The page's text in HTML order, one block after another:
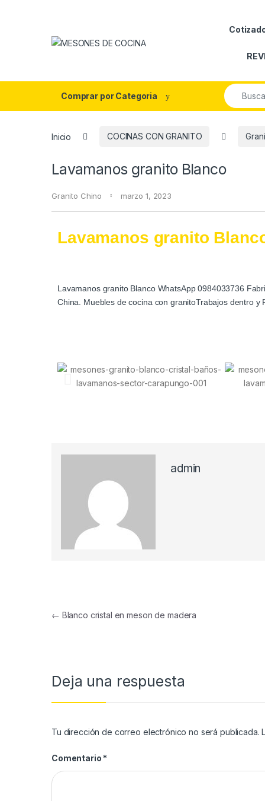
Comprar por Categoria
Inicio COCINAS CON GRANITO
Lavamanos granito Blanco
Granito Chino marzo 1, 2023
Lavamanos granito
Lavamanos granito Blanco WhatsApp 0984033736
China. Muebles de cocina con granitoTrabajos dentro y
admin
← Blanco cristal en meson de madera
Deja una respuesta
Tu dirección de correo electrónico no será publicada.
Comentario *